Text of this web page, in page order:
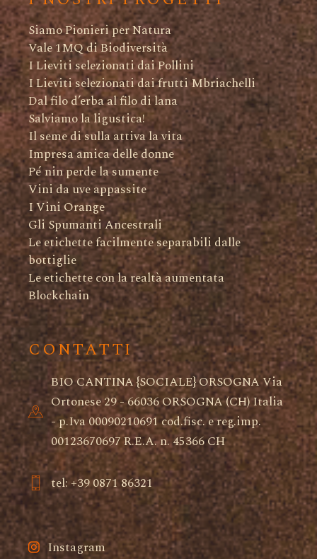
Siamo Pionieri per Natura
Vale 1MQ di Biodiversità
I Lieviti selezionati dai Pollini
I Lieviti selezionati dai frutti Mbriachelli
Dal filo d’erba al filo di lana
Salviamo la ligustica!
Il seme di sulla attiva la vita
Impresa amica delle donne
Pé nin perde la sumente
Vini da uve appassite
I Vini Orange
Gli Spumanti Ancestrali
Le etichette facilmente separabili dalle
bottiglie
Le etichette con la realtà aumentata
Blockchain
CONTATTI
BIO CANTINA {SOCIALE} ORSOGNA Via
Ortonese 29 - 66036 ORSOGNA (CH) Italia
- p.Iva 00090210691 cod.fisc. e reg.imp.
00123670697 R.E.A. n. 45366 CH
tel: +39 0871 86321
Instagram